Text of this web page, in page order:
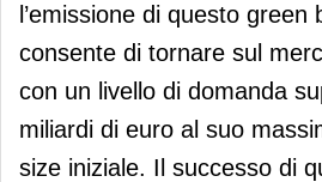
l’emissione di questo green
consente di tornare sul
con un livello di domanda
miliardi di euro al suo
size iniziale. Il successo di